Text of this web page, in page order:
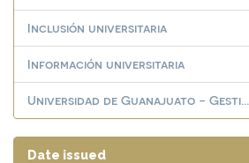
Inclusión universitaria
Información universitaria
Universidad de Guanajuato - Gesti...
Date issued